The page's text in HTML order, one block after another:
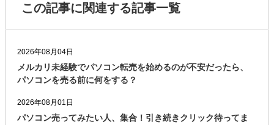
この記事に関連する記事一覧
2026年08月04日
メルカリ未経験でパソコン転売を始めるのが不安だったら、
パソコンを売る前に何をする？
2026年08月01日
パソコン売ってみたい人、集合！引き続きクリック待ってま